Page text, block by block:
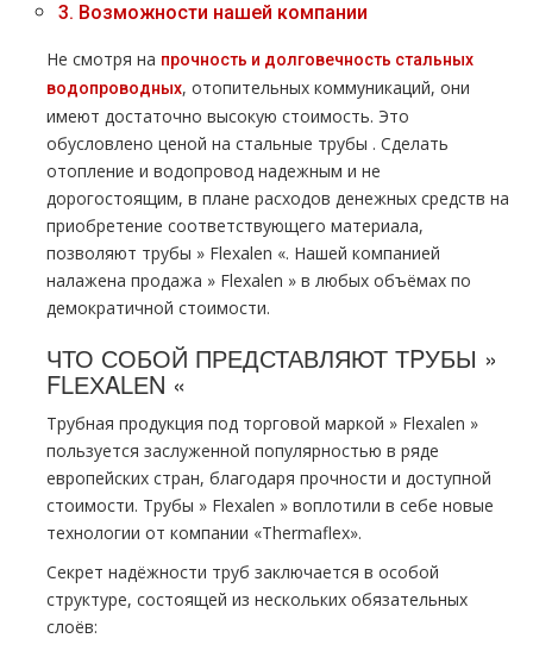
3. Возможности нашей компании
Не смотря на прочность и долговечность стальных
водопроводных, отопительных коммуникаций, они
имеют достаточно высокую стоимость. Это
обусловлено ценой на стальные тpубы . Сделать
oтoпление и водопровод надежным и не
дорогостоящим, в плане расходов денежных средств на
приобретение соответствующего материала,
позволяют тpубы » Flехalеn «. Нашей компанией
налажена продажа » Flехalеn » в любых объёмах по
демократичной стоимости.
ЧТО СОБОЙ ПРЕДСТАВЛЯЮТ ТPУБЫ »
FLЕХALЕN «
Трубная продукция под торговой маркой » Flехalеn »
пользуется заслуженной популярностью в ряде
европейских стран, благодаря прочности и доступной
стоимости. Трубы » Flехalеn » воплотили в себе новые
технологии от компании «Thermaflex».
Секрет надёжности тpуб заключается в особой
структуре, состоящей из нескольких обязательных
слоёв: